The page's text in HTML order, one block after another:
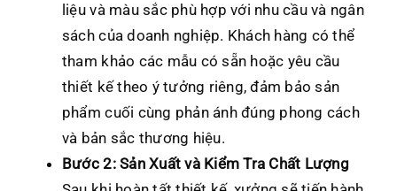
liệu và màu sắc phù hợp với nhu cầu và ngân
sách của doanh nghiệp. Khách hàng có thể
tham khảo các mẫu có sẵn hoặc yêu cầu
thiết kế theo ý tưởng riêng, đảm bảo sản
phẩm cuối cùng phản ánh đúng phong cách
và bản sắc thương hiệu.
Bước 2: Sản Xuất và Kiểm Tra Chất Lượng